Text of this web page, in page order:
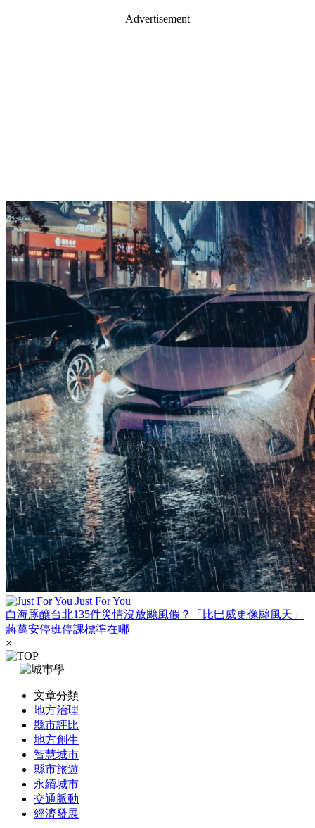
Advertisement
Just For You
白海豚釀台北135件災情沒放颱風假？「比巴威更像颱風天」
蔣萬安停班停課標準在哪
×
文章分類
地方治理
縣市評比
地方創生
智慧城市
縣市旅遊
永續城市
交通脈動
經濟發展